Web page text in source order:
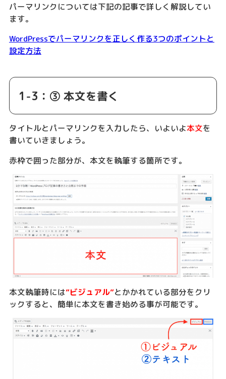
パーマリンクについては下記の記事で詳しく解説してい
ます。
WordPressでパーマリンクを正しく作る3つのポイントと
設定方法
1-3：③ 本文を書く
タイトルとパーマリンクを入力したら、いよいよ本文を
書いていきましょう。
赤枠で囲った部分が、本文を執筆する箇所です。
本文執筆時には”ビジュアル”とかかれている部分をクリ
ックすると、簡単に本文を書き始める事が可能です。